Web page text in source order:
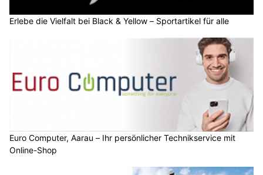
Erlebe die Vielfalt bei Black & Yellow – Sportartikel für alle
Euro Computer, Aarau – Ihr persönlicher Technikservice mit
Online-Shop